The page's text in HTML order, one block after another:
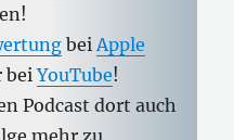
beiApple
beiYouTube!
Podcast dort auch